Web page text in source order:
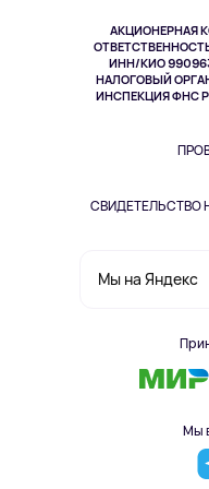
АКЦИОНЕРНАЯ
ИНН/КИО
НАЛОГОВЫЙ
ИНСПЕКЦИЯ ФНС
СВИДЕТЕЛЬСТВО
Мы на Яндекс
Мы
Здоровье питомцев
Одежда и аксессуары